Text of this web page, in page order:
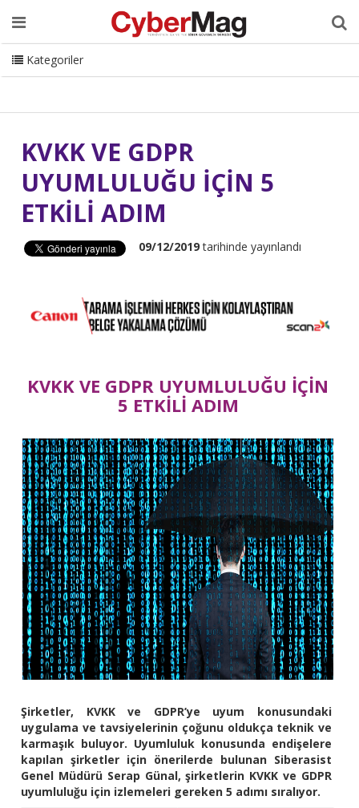
Ana Sayfa Hakkımızda Dergi Editörden
Danışmanlık
ISC Turkey Sizden Gelenler
İletişim
CyberMag Logo
Kategoriler
KVKK VE GDPR
UYUMLULUĞU İÇİN 5
ETKİLİ ADIM
09/12/2019tarihinde yayınlandı
KVKK VE GDPR UYUMLULUĞU İÇİN
5 ETKİLİ ADIM
Şirketler, KVKK ve GDPR’ye uyum konusundaki
uygulama ve tavsiyelerinin çoğunu oldukça teknik ve
karmaşık buluyor. Uyumluluk konusunda endişelere
kapılan şirketler için önerilerde bulunan Siberasist
Genel Müdürü Serap Günal, şirketlerin KVKK ve GDPR
uyumluluğu için izlemeleri gereken 5 adımı sıralıyor.